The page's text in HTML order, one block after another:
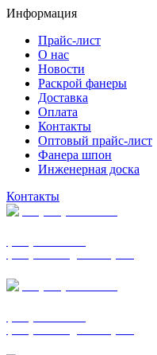
Информация
Прайс-лист
О нас
Новости
Раскрой фанеры
Доставка
Оплата
Контакты
Оптовый прайс-лист
Фанера шпон
Инженерная доска
Контакты